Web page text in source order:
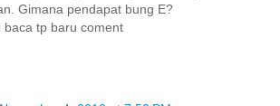
Gimana pendapat bung E?
baca tp baru coment